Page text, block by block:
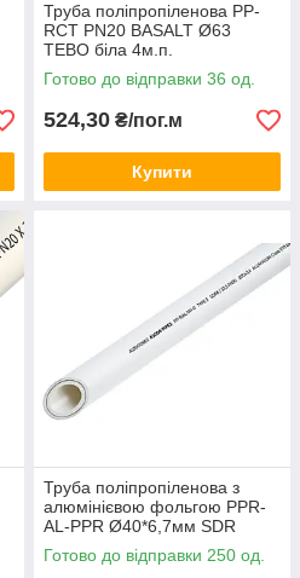
Труба поліпропіленова PP-
RCT PN20 BASALT Ø63
TEBO біла 4м.п.
Готово до відправки 36 од.
524,30 ₴/пог.м
Купити
Труба поліпропіленова з
алюмінієвою фольгою PPR-
AL-PPR Ø40*6,7мм SDR
6.0/S2.5/PN25 білого кольору
(кратно 4м.п.) Asco®
Готово до відправки 250 од.